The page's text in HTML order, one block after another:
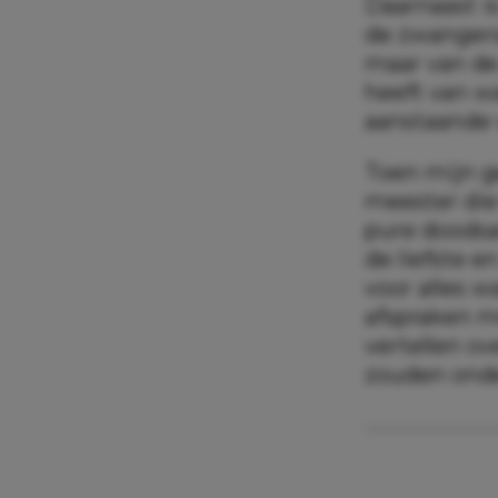
Daarnaast
de
maar van
heeft van
aanstaande
Toen mijn
meester
pure
de liefste
voor alles
afspraken
vertellen
zouden